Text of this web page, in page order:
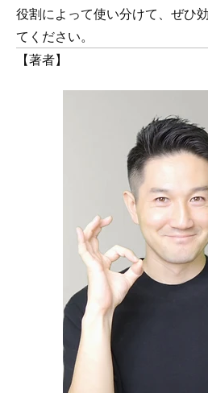
役割によって使い分けて、ぜひ
てください。
【著者】